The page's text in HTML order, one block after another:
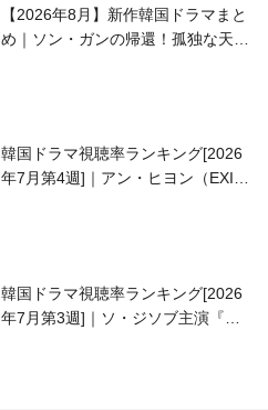
【2026年8月】新作韓国ドラマまと
め｜ソン・ガンの帰還！孤独な天才
韓国ドラマ視聴率ランキング[2026
年7月第4週]｜アン・ヒヨン（EXID
韓国ドラマ視聴率ランキング[2026
年7月第3週]｜ソ・ジソブ主演『エ